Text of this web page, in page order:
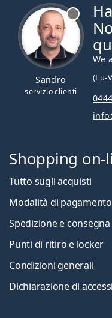
Sandro
servizio clienti
We
(Lu-
Shopping on-
Tutto sugli acquisti
Modalità di pagamento
Spedizione e consegna
Punti di ritiro e locker
Condizioni generali
Dichiarazione di